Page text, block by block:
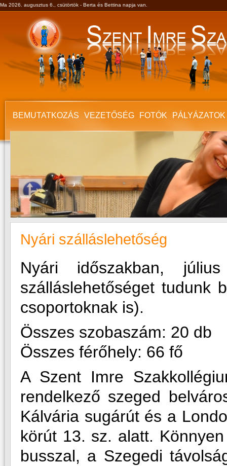
Ma 2026. augusztus 6., csütörtök - Berta és Bettina napja van.
BEMUTATKOZÁS VEZETŐSÉG FOTÓK PÁLYÁZATOK
Nyári szálláslehetőség
Nyári időszakban,
szálláslehetőséget tudunk
csoportoknak is).
Összes szobaszám: 20 db
Összes férőhely: 66 fő
A Szent Imre
rendelkező szeged
Kálvária sugárút és a
körút 13. sz. alatt.
busszal, a Szegedi